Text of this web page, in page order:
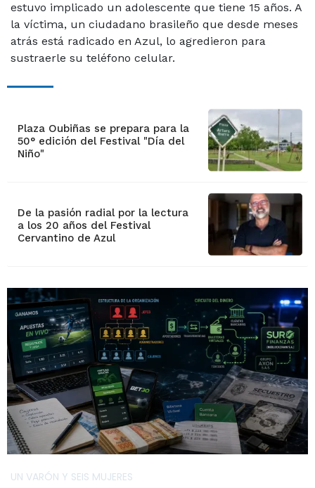
estuvo implicado un adolescente que tiene 15 años. A
la víctima, un ciudadano brasileño que desde meses
atrás está radicado en Azul, lo agredieron para
sustraerle su teléfono celular.
Plaza Oubiñas se prepara para la
50° edición del Festival "Día del
Niño"
De la pasión radial por la lectura
a los 20 años del Festival
Cervantino de Azul
UN VARÓN Y SEIS MUJERES